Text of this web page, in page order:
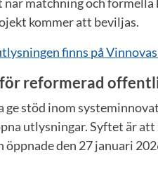
kommer att beviljas.
finns på
reformerad
ge stöd inom
utlysningar. Syftet är
den 27 januari